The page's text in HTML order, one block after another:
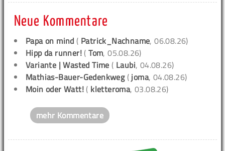
Neue Kommentare
Papa on mind ( Patrick_Nachname, 06.08.26)
Hipp da runner! (Tom, 05.08.26)
Variante | Wasted Time ( Laubi, 04.08.26)
Mathias-Bauer-Gedenkweg( joma, 04.08.26)
Moin oder Watt! ( kletteroma, 03.08.26)
mehr Kommentare